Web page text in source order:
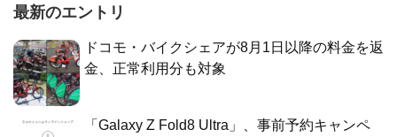
最新のエントリ
ドコモ・バイクシェアが8月1日以降の料金を返
金、正常利用分も対象
「Galaxy Z Fold8 Ultra」、事前予約キャンペ